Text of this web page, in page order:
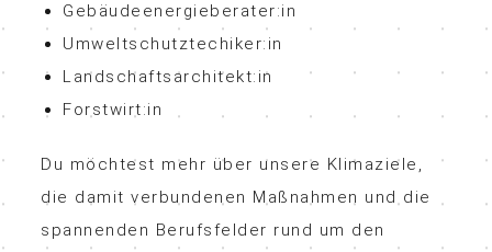
Gebäudeenergieberater:in
Umweltschutztechiker:in
Landschaftsarchitekt:in
Forstwirt:in
Du möchtest mehr über unsere Klimaziele,
die damit verbundenen Maßnahmen und die
spannenden Berufsfelder rund um den